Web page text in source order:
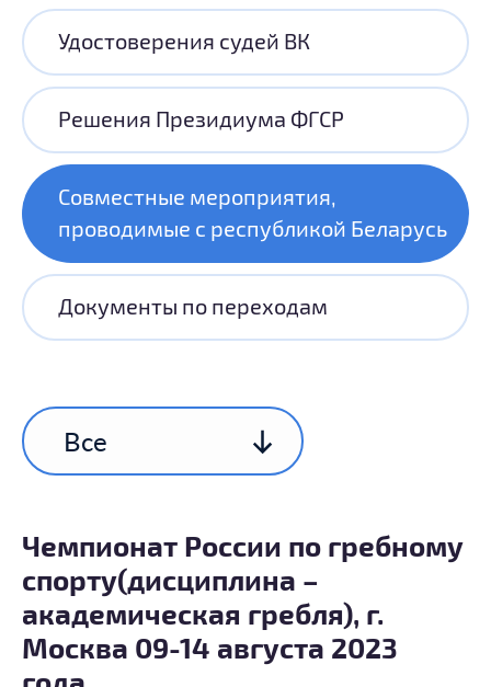
Удостоверения судей ВК
Решения Президиума ФГСР
Совместные мероприятия,
проводимые с республикой Беларусь
Документы по переходам
Все
Чемпионат России по гребному
спорту(дисциплина –
академическая гребля), г.
Москва 09-14 августа 2023